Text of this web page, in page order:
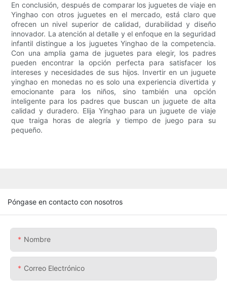
En conclusión, después de comparar los juguetes de viaje en
Yinghao con otros juguetes en el mercado, está claro que
ofrecen un nivel superior de calidad, durabilidad y diseño
innovador. La atención al detalle y el enfoque en la seguridad
infantil distingue a los juguetes Yinghao de la competencia.
Con una amplia gama de juguetes para elegir, los padres
pueden encontrar la opción perfecta para satisfacer los
intereses y necesidades de sus hijos. Invertir en un juguete
yinghao en monedas no es solo una experiencia divertida y
emocionante para los niños, sino también una opción
inteligente para los padres que buscan un juguete de alta
calidad y duradero. Elija Yinghao para un juguete de viaje
que traiga horas de alegría y tiempo de juego para su
pequeño.
Póngase en contacto con nosotros
Nombre
Correo Electrónico